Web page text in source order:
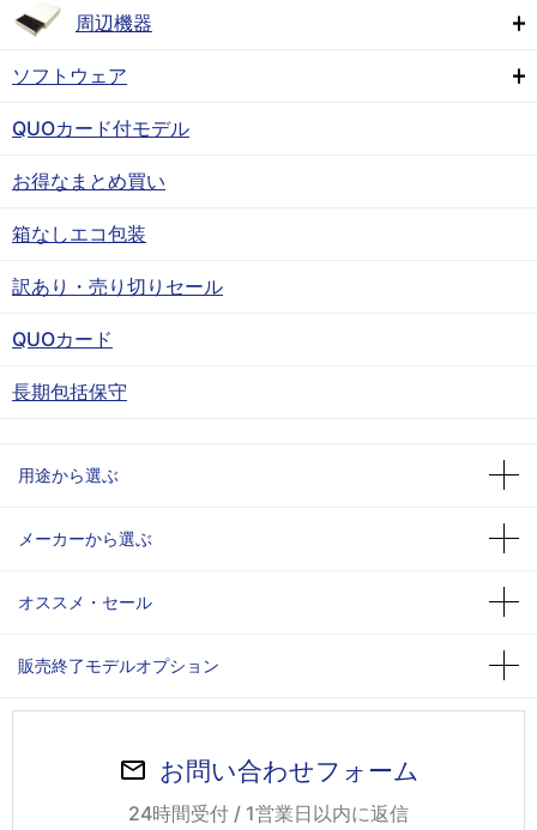
周辺機器
ソフトウェア
QUOカード付モデル
お得なまとめ買い
箱なしエコ包装
訳あり・売り切りセール
QUOカード
長期包括保守
用途から選ぶ
メーカーから選ぶ
オススメ・セール
販売終了モデルオプション
お問い合わせフォーム
24時間受付 / 1営業日以内に返信